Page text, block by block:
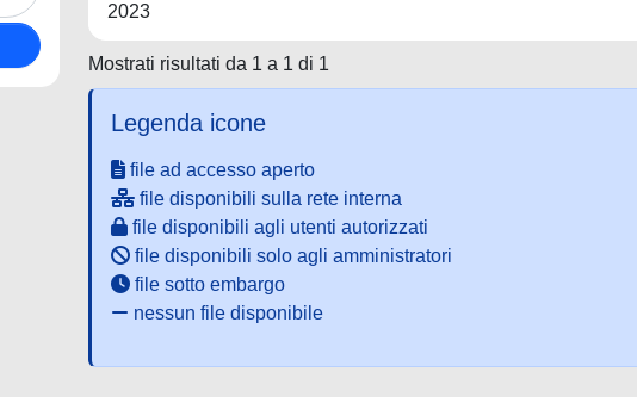
2023
Mostrati risultati da 1 a 1 di 1
Legenda icone
file ad accesso aperto
file disponibili sulla rete interna
file disponibili agli utenti autorizzati
file disponibili solo agli amministratori
file sotto embargo
nessun file disponibile